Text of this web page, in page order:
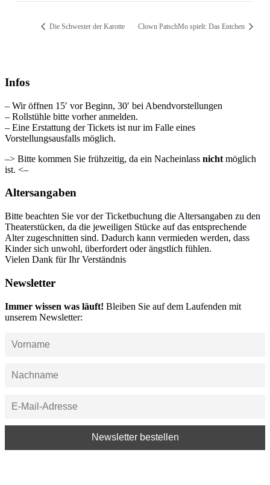
Die Schwester der Karotte Clown PatschMo spielt: Das Entchen
Infos
– Wir öffnen 15′ vor Beginn, 30′ bei Abendvorstellungen
– Rollstühle bitte vorher anmelden.
– Eine Erstattung der Tickets ist nur im Falle eines
Vorstellungsausfalls möglich.
–> Bitte kommen Sie frühzeitig, da ein Nacheinlass nicht möglich
ist. <–
Altersangaben
Bitte beachten Sie vor der Ticketbuchung die Altersangaben zu den
Theaterstücken, da die jeweiligen Stücke auf das entsprechende
Alter zugeschnitten sind. Dadurch kann vermieden werden, dass
Kinder sich unwohl, überfordert oder ängstlich fühlen.
Vielen Dank für Ihr Verständnis
Newsletter
Immer wissen was läuft! Bleiben Sie auf dem Laufenden mit
unserem Newsletter: